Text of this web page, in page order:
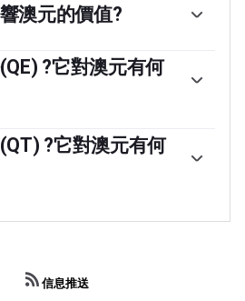
，但在現代，隨著跨境資本管製
相反。現在，適度的高通脹往往
潤豐厚的投資場所的全球投資
的需求，在澳大利亞就是澳元。
澳元的價值?
意將資金投資於安全和增長的經
縮的經濟體。更多的資本流入增
價值。GDP、製造業和服務業
大利亞儲備銀行提高利率，這也
?它對澳元有何
量化寬松是澳大利亞儲備銀行
從金融機構購買資產(通常是政府或
他們提供急需的流動性。量化寬
?它對澳元有何
始上升時進行的。在量化寬松
停止將其持有的到期債券的本金再
(或看漲)。
信息推送